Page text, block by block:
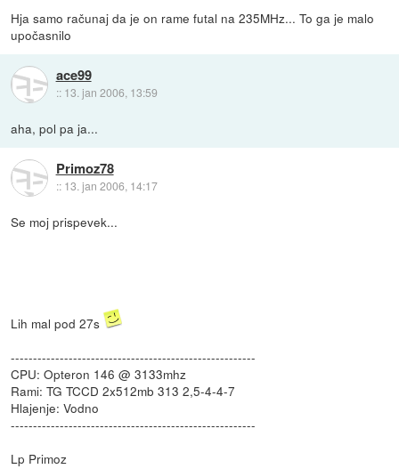
Hja samo računaj da je on rame futal na 235MHz... To ga je malo
upočasnilo
ace99
:: 13. jan 2006, 13:59
aha, pol pa ja...
Primoz78
:: 13. jan 2006, 14:17
Se moj prispevek...
Lih mal pod 27s
-------------------------------------------------------
CPU: Opteron 146 @ 3133mhz
Rami: TG TCCD 2x512mb 313 2,5-4-4-7
Hlajenje: Vodno
-------------------------------------------------------
Lp Primoz